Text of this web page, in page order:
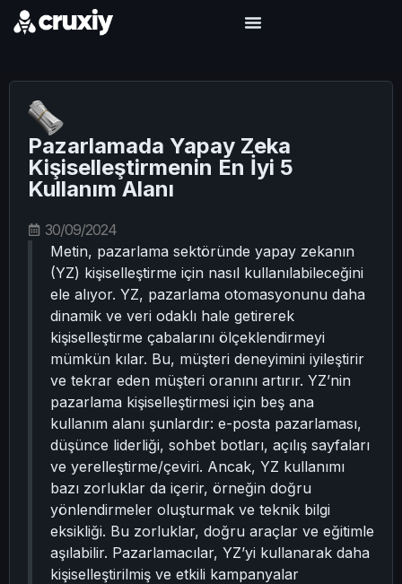
Pazarlamada Yapay Zeka
Kişiselleştirmenin En İyi 5
Kullanım Alanı
30/09/2024
Metin, pazarlama sektöründe yapay zekanın
(YZ) kişiselleştirme için nasıl kullanılabileceğini
ele alıyor. YZ, pazarlama otomasyonunu daha
dinamik ve veri odaklı hale getirerek
kişiselleştirme çabalarını ölçeklendirmeyi
mümkün kılar. Bu, müşteri deneyimini iyileştirir
ve tekrar eden müşteri oranını artırır. YZ’nin
pazarlama kişiselleştirmesi için beş ana
kullanım alanı şunlardır: e-posta pazarlaması,
düşünce liderliği, sohbet botları, açılış sayfaları
ve yerelleştirme/çeviri. Ancak, YZ kullanımı
bazı zorluklar da içerir, örneğin doğru
yönlendirmeler oluşturmak ve teknik bilgi
eksikliği. Bu zorluklar, doğru araçlar ve eğitimle
aşılabilir. Pazarlamacılar, YZ’yi kullanarak daha
kişiselleştirilmiş ve etkili kampanyalar